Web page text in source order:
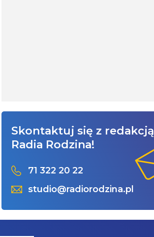
Skontaktuj się z redakcją
Radia Rodzina!
71 322 20 22
studio@radiorodzina.pl